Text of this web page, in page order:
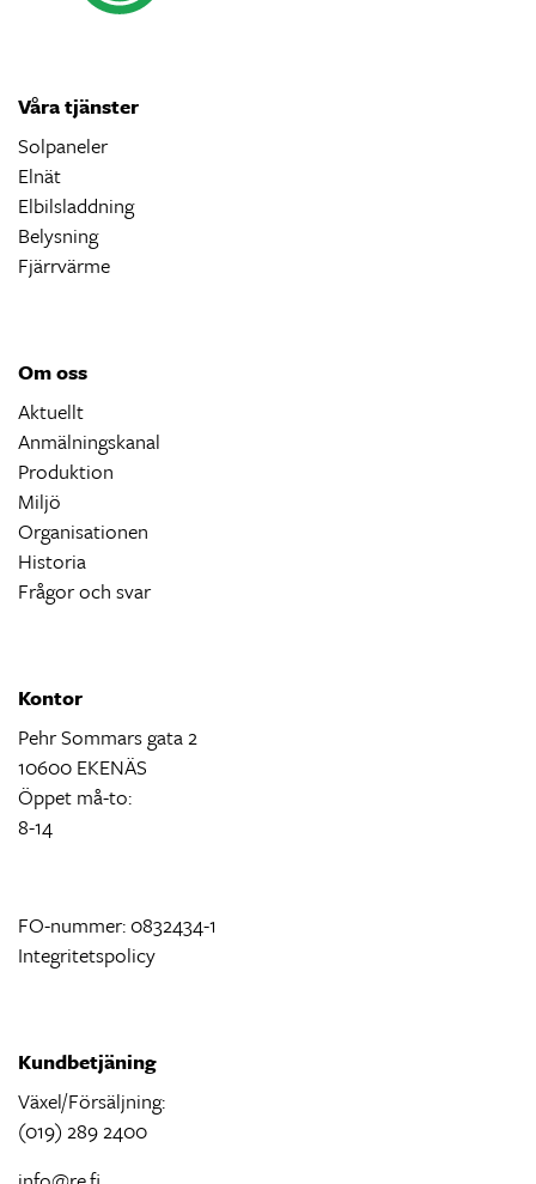
Våra tjänster
Solpaneler
Elnät
Elbilsladdning
Belysning
Fjärrvärme
Om oss
Aktuellt
Anmälningskanal
Produktion
Miljö
Organisationen
Historia
Frågor och svar
Kontor
Pehr Sommars gata 2
10600 EKENÄS
Öppet må-to:
8-14
FO-nummer: 0832434-1
Integritetspolicy
Kundbetjäning
Växel/Försäljning:
(019) 289 2400